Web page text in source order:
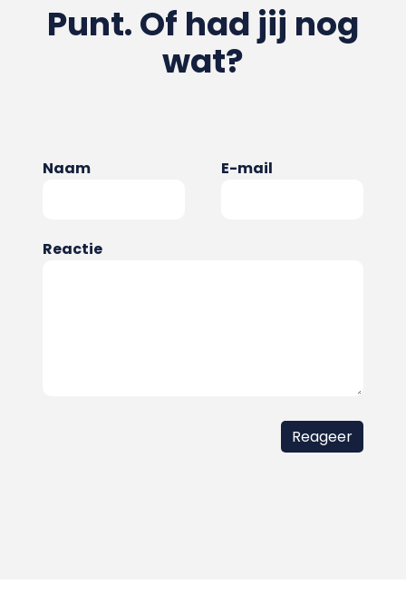
Punt. Of had jij nog
wat?
Naam E-mail
Reactie